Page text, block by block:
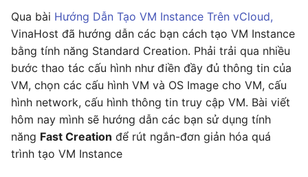
a
c
i
n
Qua bài Hướng Dẫn Tạo VM Instance Trên vCloud,
VinaHost đã hướng dẫn các bạn cách tạo VM Instance
bằng tính năng Standard Creation. Phải trải qua nhiều
bước thao tác cấu hình như điền đầy đủ thông tin của
VM, chọn các cấu hình VM và OS Image cho VM, cấu
hình network, cấu hình thông tin truy cập VM. Bài viết
hôm nay mình sẽ hướng dẫn các bạn sử dụng tính
năng Fast Creation để rút ngắn-đơn giản hóa quá
trình tạo VM Instance